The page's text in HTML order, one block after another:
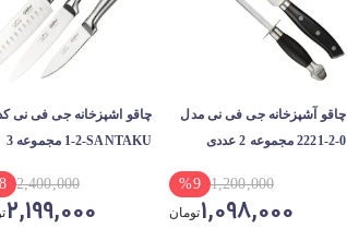
چاقو آشپزخانه جی فی نی مدل
0-2-2221 مجموعه 2 عددی
1,200,000
%9
1,098,000تومان
1-2-SANTAKU مجموعه 3
2,400,000
8
2,199,000